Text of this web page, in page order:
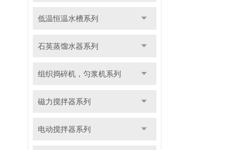
低温恒温水槽系列
石英蒸馏水器系列
组织捣碎机，匀浆机系列
磁力搅拌器系列
电动搅拌器系列